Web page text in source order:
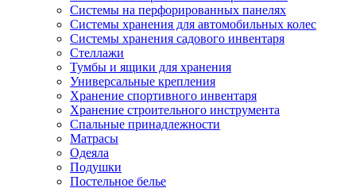
Системы на перфорированных панелях
Системы хранения для автомобильных колес
Системы хранения садового инвентаря
Стеллажи
Тумбы и ящики для хранения
Универсальные крепления
Хранение спортивного инвентаря
Хранение строительного инструмента
Спальные принадлежности
Матрасы
Одеяла
Подушки
Постельное белье